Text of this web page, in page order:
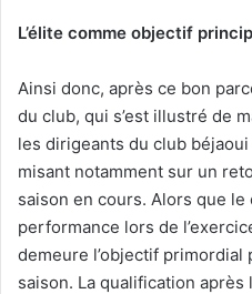
L’élite comme objectif
Ainsi donc, après ce bon
du club, qui s’est illustré de
les dirigeants du club
misant notamment sur un
saison en cours. Alors que
performance lors de
demeure l’objectif
saison. La qualification après